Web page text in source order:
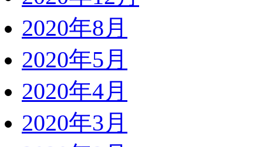
2020年8月
2020年5月
2020年4月
2020年3月